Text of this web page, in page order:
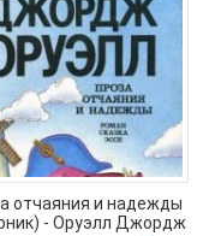
отчаяния и надежды
- Оруэлл Джордж